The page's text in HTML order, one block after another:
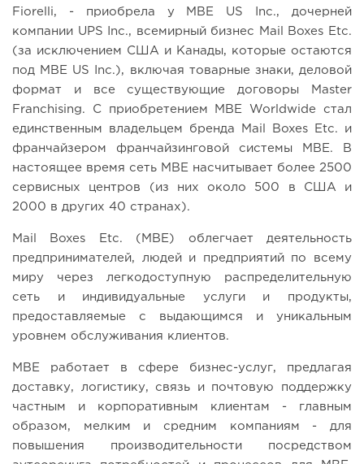
Fiorelli, - приобрела у MBE US Inc., дочерней
компании UPS Inc., всемирный бизнес Mail Boxes Etc.
(за исключением США и Канады, которые остаются
под MBE US Inc.), включая товарные знаки, деловой
формат и все существующие договоры Master
Franchising. С приобретением MBE Worldwide стал
единственным владельцем бренда Mail Boxes Etc. и
франчайзером франчайзинговой системы MBE. В
настоящее время сеть MBE насчитывает более 2500
сервисных центров (из них около 500 в США и
2000 в других 40 странах).
Mail Boxes Etc. (MBE) облегчает деятельность
предпринимателей, людей и предприятий по всему
миру через легкодоступную распределительную
сеть и индивидуальные услуги и продукты,
предоставляемые с выдающимся и уникальным
уровнем обслуживания клиентов.
MBE работает в сфере бизнес-услуг, предлагая
доставку, логистику, связь и почтовую поддержку
частным и корпоративным клиентам - главным
образом, мелким и средним компаниям - для
повышения производительности посредством